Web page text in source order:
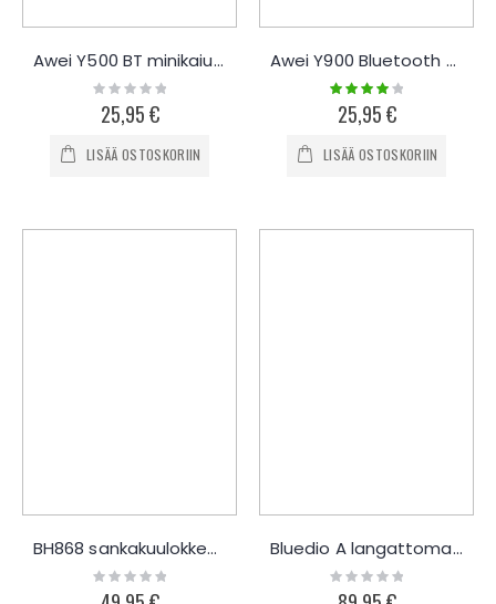
Awei Y500 BT minikaiutin
Rating:
0%
25,95 €
LISÄÄ OSTOSKORIIN
Awei Y900 Bluetooth kaiutin
Rating:
80%
25,95 €
LISÄÄ OSTOSKORIIN
BH868 sankakuulokkeet mikrofonilla
Rating:
0%
Bluedio A langattomat kuulokkeet
Rating:
0%